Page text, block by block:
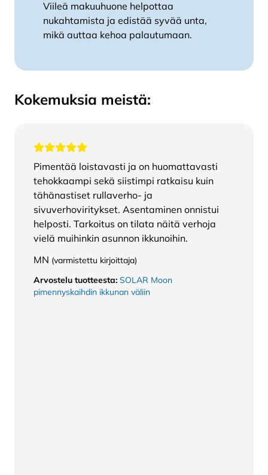
Viileä makuuhuone helpottaa
nukahtamista ja edistää syvää unta,
mikä auttaa kehoa palautumaan.
Kokemuksia meistä:
Pimentää loistavasti ja on huomattavasti
tehokkaampi sekä siistimpi ratkaisu kuin
tähänastiset rullaverho- ja
sivuverhoviritykset. Asentaminen onnistui
helposti. Tarkoitus on tilata näitä verhoja
vielä muihinkin asunnon ikkunoihin.
MN (varmistettu kirjoittaja)
Arvostelu tuotteesta: SOLAR Moon
pimennyskaihdin ikkunan väliin